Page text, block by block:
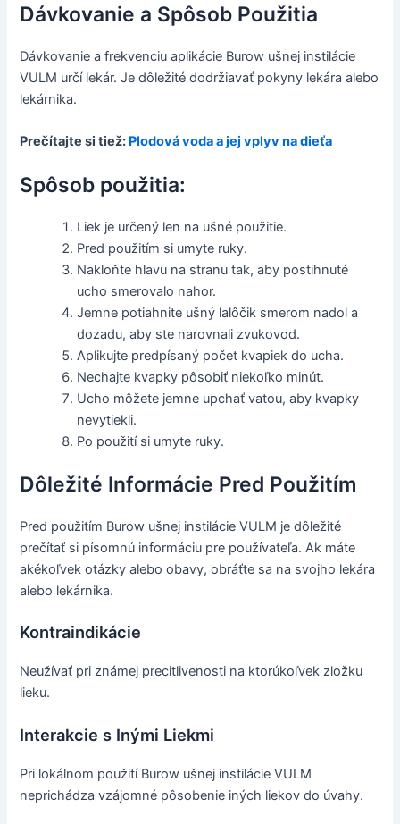
Dávkovanie a Spôsob Použitia
Dávkovanie a frekvenciu aplikácie Burow ušnej instilácie
VULM určí lekár. Je dôležité dodržiavať pokyny lekára alebo
lekárnika.
Prečítajte si tiež: Plodová voda a jej vplyv na dieťa
Spôsob použitia:
Liek je určený len na ušné použitie.
Pred použitím si umyte ruky.
Nakloňte hlavu na stranu tak, aby postihnuté
ucho smerovalo nahor.
Jemne potiahnite ušný lalôčik smerom nadol a
dozadu, aby ste narovnali zvukovod.
Aplikujte predpísaný počet kvapiek do ucha.
Nechajte kvapky pôsobiť niekoľko minút.
Ucho môžete jemne upchať vatou, aby kvapky
nevytiekli.
Po použití si umyte ruky.
Dôležité Informácie Pred Použitím
Pred použitím Burow ušnej instilácie VULM je dôležité
prečítať si písomnú informáciu pre používateľa. Ak máte
akékoľvek otázky alebo obavy, obráťte sa na svojho lekára
alebo lekárnika.
Kontraindikácie
Neužívať pri známej precitlivenosti na ktorúkoľvek zložku
lieku.
Interakcie s Inými Liekmi
Pri lokálnom použití Burow ušnej instilácie VULM
neprichádza vzájomné pôsobenie iných liekov do úvahy.